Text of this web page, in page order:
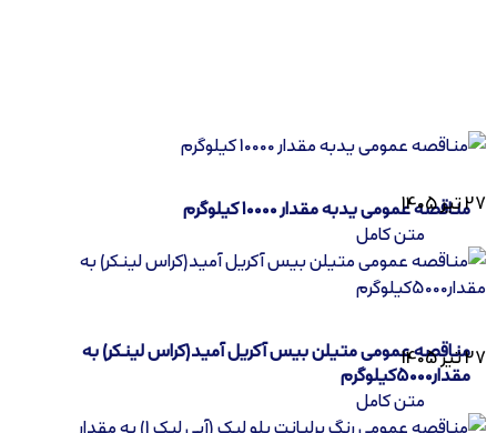
27 تیر 1405مناقصه عمومی یدبه مقدار 10000 کیلوگرم
متن کامل
27 تیر 1405مناقصه عمومی متیلن بیس آکریل آمید(کراس لینکر) به
مقدار5000کیلوگرم
متن کامل